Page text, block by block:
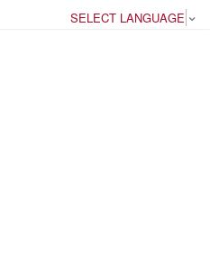
SELECT LANGUAGE